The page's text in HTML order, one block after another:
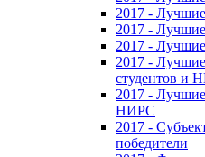
2017 -
2017 -
2017 -
2017 -
студентов и
2017 -
НИРС
2017 -
победители